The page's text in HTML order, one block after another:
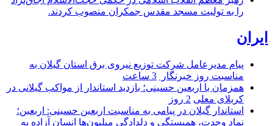
را به تولیت مسجد مقدس جمکران منصوب کردند.
ایران
پیام مدیرعامل شركت توزیع نیروی برق استان گیلان به
مناسبت روز خبرنگار ‌
3 ساعت
همزمان با اربعین حسینی؛ بازدید استاندار از مواکب گیلانی در
کربلای معلی 2 روز
استاندار گیلان در پیامی به مناسبت اربعین حسینی: اربعین؛
نماد وحدت، همبستگی و دلدادگی میلیون‌ها انسان آزاده به